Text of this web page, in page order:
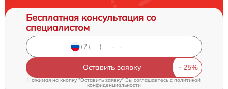
Бесплатная консультация со
специалистом
Оставить заявку
Нажимая на кнопку "Оставить заявку" Вы соглашаетесь cполитикой
конфиденциальности